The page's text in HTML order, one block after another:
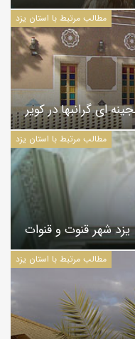
مطالب مرتبط با استان یزد
ای گرانبها در کویر
مطالب مرتبط با استان یزد
یزد شهر قنوت و قنوات
مطالب مرتبط با استان یزد